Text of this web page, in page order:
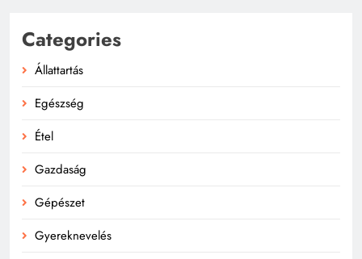
Categories
Állattartás
Egészség
Étel
Gazdaság
Gépészet
Gyereknevelés